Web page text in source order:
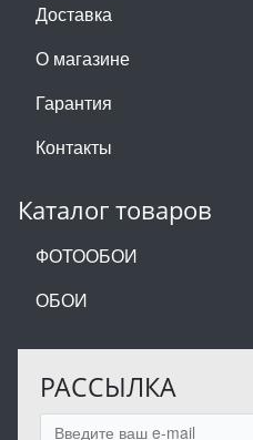
Доставка
О магазине
Гарантия
Контакты
Каталог товаров
ФОТООБОИ
ОБОИ
РАССЫЛКА